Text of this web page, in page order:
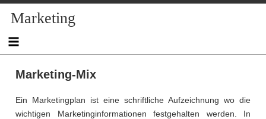
Marketing
Marketing-Mix
Ein Marketingplan ist eine schriftliche Aufzeichnung wo die
wichtigen Marketinginformationen festgehalten werden. In